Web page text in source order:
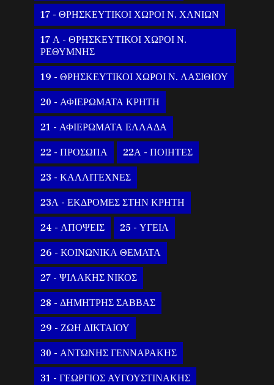
17 - ΘΡΗΣΚΕΥΤΙΚΟΙ ΧΩΡΟΙ Ν. ΧΑΝΙΩΝ
17 Α - ΘΡΗΣΚΕΥΤΙΚΟΙ ΧΩΡΟΙ Ν.
ΡΕΘΥΜΝΗΣ
19 - ΘΡΗΣΚΕΥΤΙΚΟΙ ΧΩΡΟΙ Ν. ΛΑΣΙΘΙΟΥ
20 - ΑΦΙΕΡΩΜΑΤΑ ΚΡΗΤΗ
21 - ΑΦΙΕΡΩΜΑΤΑ ΕΛΛΑΔΑ
22 - ΠΡΟΣΩΠΑ 22Α - ΠΟΙΗΤΕΣ
23 - ΚΑΛΛΙΤΕΧΝΕΣ
23Α - ΕΚΔΡΟΜΕΣ ΣΤΗΝ ΚΡΗΤΗ
24 - ΑΠΟΨΕΙΣ 25 - ΥΓΕΙΑ
26 - ΚΟΙΝΩΝΙΚΑ ΘΕΜΑΤΑ
27 - ΨΙΛΑΚΗΣ ΝΙΚΟΣ
28 - ΔΗΜΗΤΡΗΣ ΣΑΒΒΑΣ
29 - ΖΩΗ ΔΙΚΤΑΙΟΥ
30 - ΑΝΤΩΝΗΣ ΓΕΝΝΑΡΑΚΗΣ
31 - ΓΕΩΡΓΙΟΣ ΑΥΓΟΥΣΤΙΝΑΚΗΣ